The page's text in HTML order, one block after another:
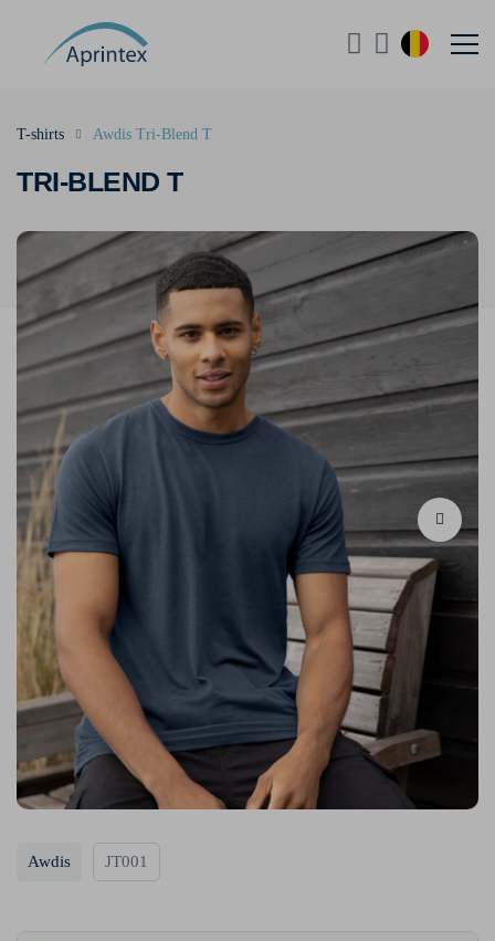
TRI-BLEND T
T-shirts Awdis Tri-Blend T
Awdis JT001